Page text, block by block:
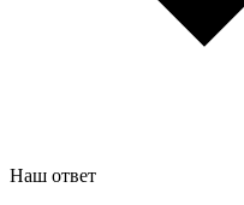
Наш ответ